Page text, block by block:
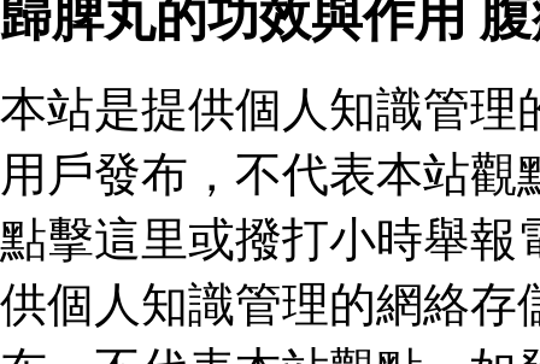
歸脾丸的功效與作用
本站是提供個人知識管理
用戶發布，不代表本站
點擊這里或撥打小時舉報
供個人知識管理的網絡存